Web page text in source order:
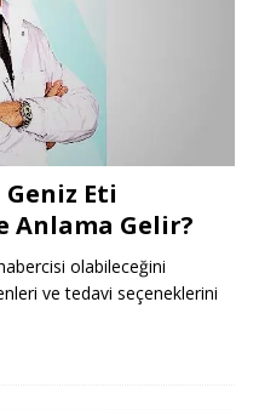
Eti
Anlama Gelir?
olabileceğini
ve tedavi seçeneklerini